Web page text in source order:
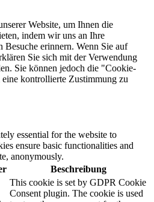
Website, um Ihnen die
indem wir uns an Ihre
Besuche erinnern. Wenn Sie auf
Sie sich mit der Verwendung
Sie können jedoch die "Cookie-
kontrollierte Zustimmung zu
essential for the website to
ensure basic functionalities and
anonymously.
Beschreibung
This cookie is set by GDPR Cookie
Consent plugin. The cookie is used